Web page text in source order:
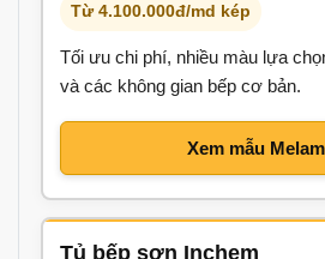
Từ 4.100.000đ/md kép
Tối ưu chi phí, nhiều màu lựa
và các không gian bếp cơ bản.
Xem mẫu
Tủ bếp sơn Inchem